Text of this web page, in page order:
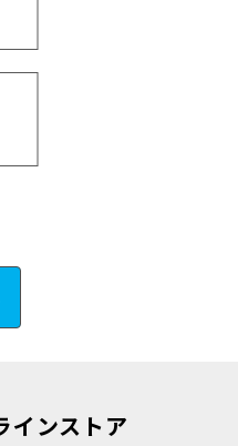
インストア